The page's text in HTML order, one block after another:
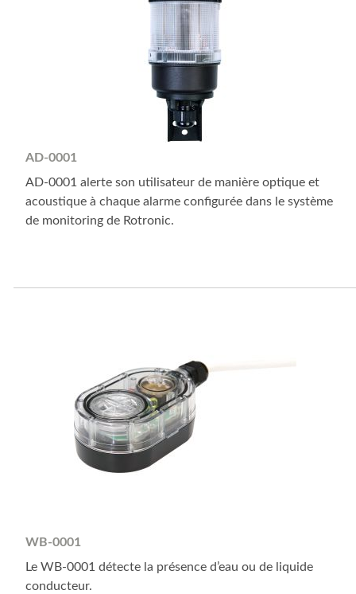
AD-0001
AD-0001 alerte son utilisateur de manière optique et
acoustique à chaque alarme configurée dans le système
de monitoring de Rotronic.
WB-0001
Le WB-0001 détecte la présence d’eau ou de liquide
conducteur.